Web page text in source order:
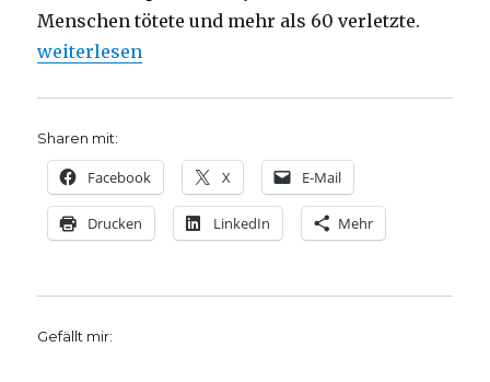
Menschen tötete und mehr als 60 verletzte.
„Christinnen und Christen als Opfer, Rezension
weiterlesen
Sharen mit:
Facebook X E-Mail
Drucken LinkedIn Mehr
Gefällt mir: